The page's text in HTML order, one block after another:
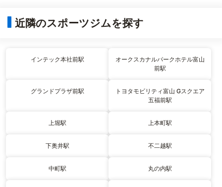
近隣のスポーツジムを探す
インテック本社前駅
オークスカナルパークホテル富山
前駅
グランドプラザ前駅
トヨタモビリティ富山 Gスクエア
五福前駅
上堀駅 上本町駅
下奥井駅 不二越駅
中町駅 丸の内駅